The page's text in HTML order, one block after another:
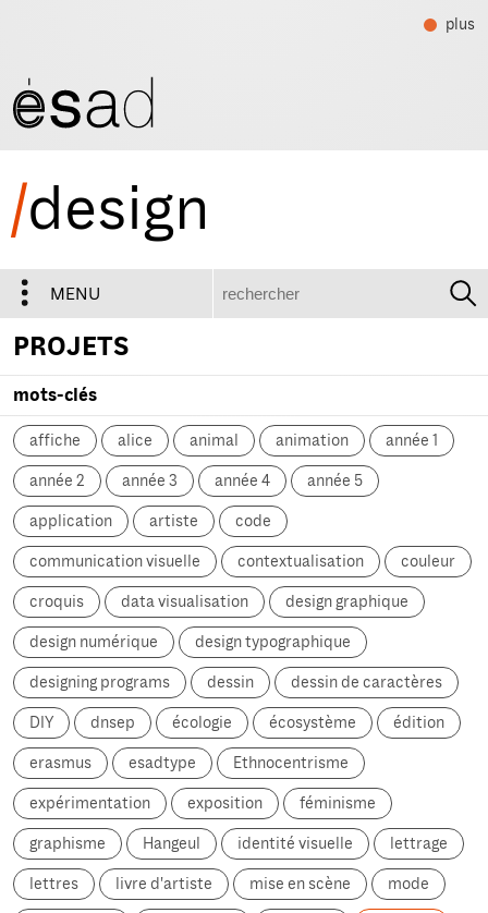
plus
/design
MENU
PROJETS
mots-clés
affiche alice animal animation année 1
année 2 année 3 année 4 année 5
application artiste code
communication visuelle contextualisation couleur
croquis data visualisation design graphique
design numérique design typographique
designing programs dessin dessin de caractères
DIY dnsep écologie écosystème édition
erasmus esadtype Ethnocentrisme
expérimentation exposition féminisme
graphisme Hangeul identité visuelle lettrage
lettres livre d'artiste mise en scène mode